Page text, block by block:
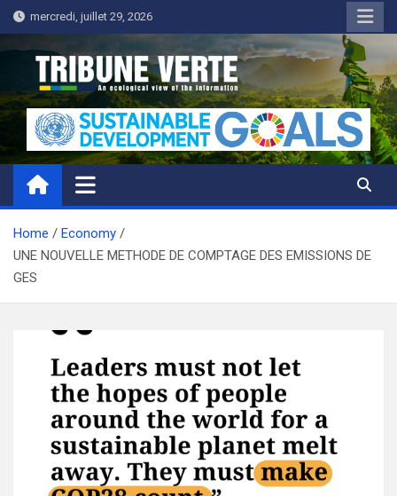
Skip
to
content
mercredi, juillet 29, 2026
Tribune Verte
Un regard écologique de l'information
Home
Economy
UNE NOUVELLE METHODE DE COMPTAGE DES EMISSIONS DE
GES